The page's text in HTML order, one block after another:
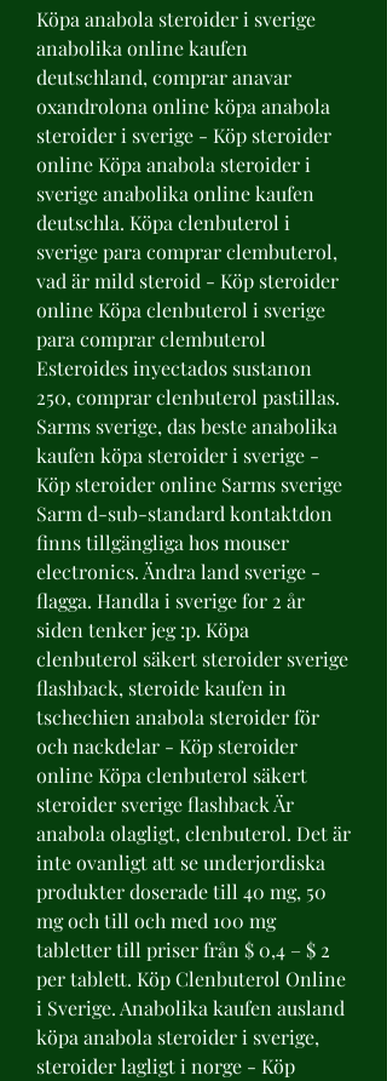
Köpa anabola steroider i sverige
anabolika online kaufen
deutschland, comprar anavar
oxandrolona online köpa anabola
steroider i sverige - Köp steroider
online Köpa anabola steroider i
sverige anabolika online kaufen
deutschla. Köpa clenbuterol i
sverige para comprar clembuterol,
vad är mild steroid - Köp steroider
online Köpa clenbuterol i sverige
para comprar clembuterol
Esteroides inyectados sustanon
250, comprar clenbuterol pastillas.
Sarms sverige, das beste anabolika
kaufen köpa steroider i sverige -
Köp steroider online Sarms sverige
Sarm d-sub-standard kontaktdon
finns tillgängliga hos mouser
electronics. Ändra land sverige -
flagga. Handla i sverige for 2 år
siden tenker jeg :p. Köpa
clenbuterol säkert steroider sverige
flashback, steroide kaufen in
tschechien anabola steroider för
och nackdelar - Köp steroider
online Köpa clenbuterol säkert
steroider sverige flashback Är
anabola olagligt, clenbuterol. Det är
inte ovanligt att se underjordiska
produkter doserade till 40 mg, 50
mg och till och med 100 mg
tabletter till priser från $ 0,4 – $ 2
per tablett. Köp Clenbuterol Online
i Sverige. Anabolika kaufen ausland
köpa anabola steroider i sverige,
steroider lagligt i norge - Köp